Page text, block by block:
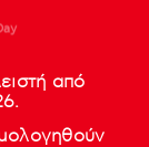
από